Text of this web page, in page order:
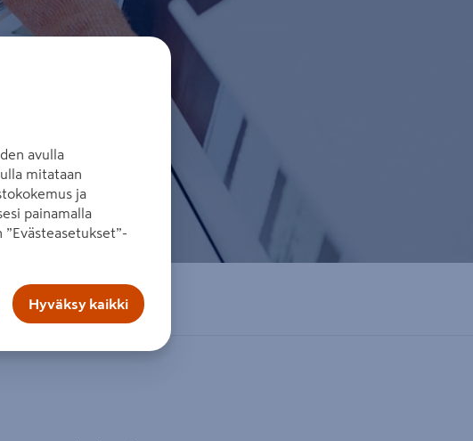
avulla
mitataan
ja
painamalla
Hyväksy kaikki